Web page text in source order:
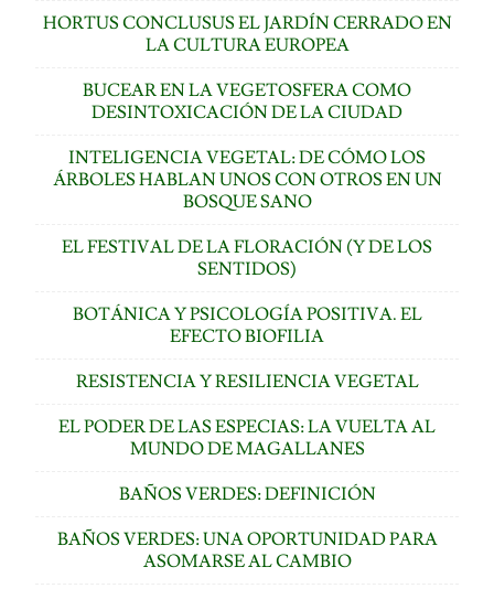
HORTUS CONCLUSUS EL JARDÍN CERRADO EN
LA CULTURA EUROPEA
BUCEAR EN LA VEGETOSFERA COMO
DESINTOXICACIÓN DE LA CIUDAD
INTELIGENCIA VEGETAL: DE CÓMO LOS
ÁRBOLES HABLAN UNOS CON OTROS EN UN
BOSQUE SANO
EL FESTIVAL DE LA FLORACIÓN (Y DE LOS
SENTIDOS)
BOTÁNICA Y PSICOLOGÍA POSITIVA. EL
EFECTO BIOFILIA
RESISTENCIA Y RESILIENCIA VEGETAL
EL PODER DE LAS ESPECIAS: LA VUELTA AL
MUNDO DE MAGALLANES
BAÑOS VERDES: DEFINICIÓN
BAÑOS VERDES: UNA OPORTUNIDAD PARA
ASOMARSE AL CAMBIO